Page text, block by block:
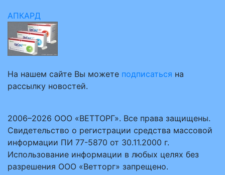
АПКАРД
На нашем сайте Вы можете подписаться на
рассылку новостей.
2006–2026 ООО «ВЕТТОРГ». Все права защищены.
Свидетельство о регистрации средства массовой
информации ПИ 77-5870 от 30.11.2000 г.
Использование информации в любых целях без
разрешения ООО «Ветторг» запрещено.